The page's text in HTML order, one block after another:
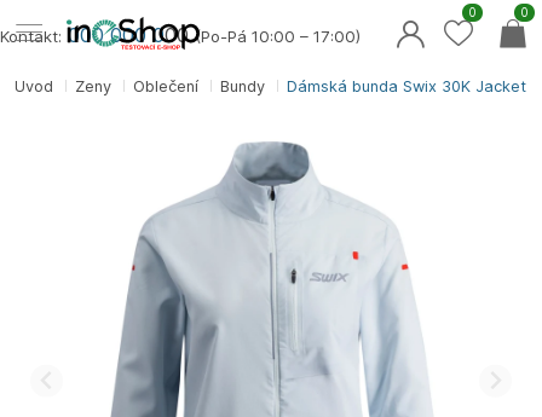
Úvod Ženy Oblečení Bundy Dámská bunda Swix 30K Jacket
Kontakt: 000 000 000(Po-Pá 10:00 – 17:00)
0
0